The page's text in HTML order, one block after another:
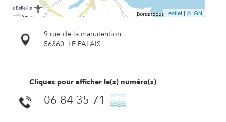
Leaflet | © IGN
9 rue de la manutention
56360 LE PALAIS
Cliquez pour afficher le(s) numéro(s)
06 84 35 71 ▒▒